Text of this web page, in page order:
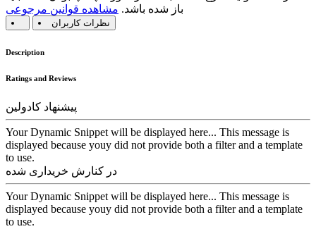
باز شده باشد. مشاهده قوانین مرجوعی
نظرات کاربران
Description
Ratings and Reviews
پیشنهاد کادولین
Your Dynamic Snippet will be displayed here... This message is
displayed because youy did not provide both a filter and a template
to use.
در کنارش خریداری شده
Your Dynamic Snippet will be displayed here... This message is
displayed because youy did not provide both a filter and a template
to use.